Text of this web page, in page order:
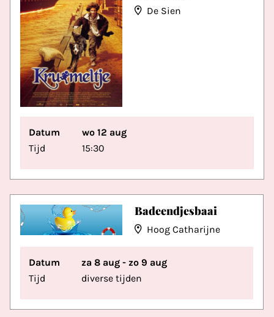
De Sien
Datum
wo 12 aug
Tijd
15:30
Badeendjesbaai
Hoog Catharijne
Datum
za 8 aug - zo 9 aug
Tijd
diverse tijden